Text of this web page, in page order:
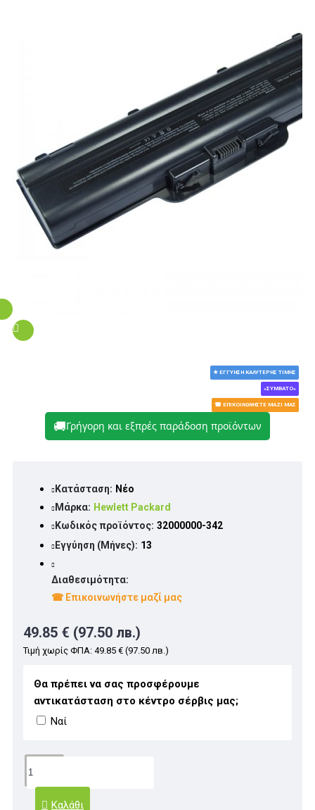
★ ΕΓΓΎΗΣΗ ΚΑΛΎΤΕΡΗΣ ΤΙΜΉΣ
«ΣΥΜΒΑΤΌ»
☎ ΕΠΙΚΟΙΝΩΝΉΣΤΕ ΜΑΖΊ ΜΑΣ
🚚Γρήγορη και εξπρές παράδοση προϊόντων
Κατάσταση: Νέο
Μάρκα: Hewlett Packard
Κωδικός προϊόντος: 32000000-342
Εγγύηση (Μήνες): 13
Διαθεσιμότητα:
☎ Επικοινωνήστε μαζί μας
49.85 € (97.50 лв.)
Τιμή χωρίς ΦΠΑ: 49.85 € (97.50 лв.)
Θα πρέπει να σας προσφέρουμε
αντικατάσταση στο κέντρο σέρβις μας;
Ναί
Καλάθι